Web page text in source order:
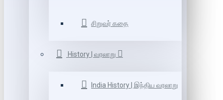
சிறுவர் கதை
History | வரலாறு
India History | இந்திய வரலாறு